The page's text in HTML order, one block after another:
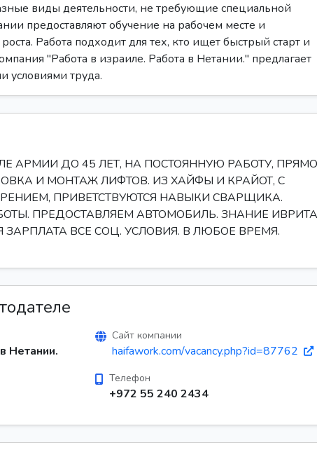
виды деятельности, не требующие специальной
предоставляют обучение на рабочем месте и
Работа подходит для тех, кто ищет быстрый старт и
"Работа в израиле. Работа в Нетании." предлагает
условиями труда.
АРМИИ ДО 45 ЛЕТ, НА ПОСТОЯННУЮ РАБОТУ,
И МОНТАЖ ЛИФТОВ. ИЗ ХАЙФЫ И КРАЙОТ, С
ПРИВЕТСТВУЮТСЯ НАВЫКИ СВАРЩИКА.
ПРЕДОСТАВЛЯЕМ АВТОМОБИЛЬ. ЗНАНИЕ ИВРИТА
ВСЕ СОЦ. УСЛОВИЯ. В ЛЮБОЕ ВРЕМЯ.
Нетании.
Сайт компании
haifawork.com/vacancy.php?id=87762
Телефон
+972 55 240 2434